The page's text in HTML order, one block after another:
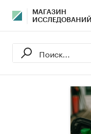
МАГАЗИН
ИССЛЕДОВАНИЙ